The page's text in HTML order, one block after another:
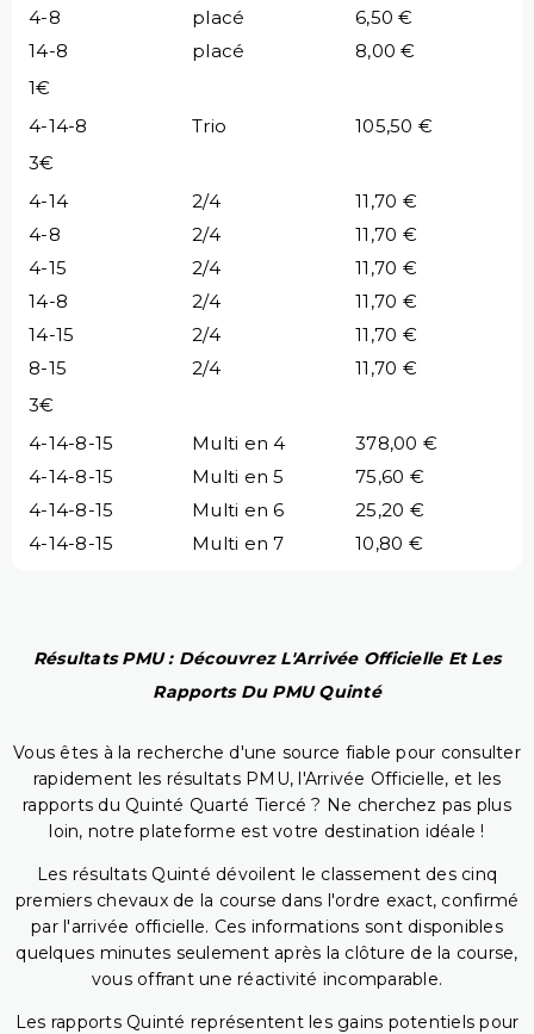
4-8 placé
6,50 €
14-8
placé
8,00 €
1€
4-14-8
Trio
105,50 €
3€
4-14
2/4
11,70 €
4-8
2/4
11,70 €
4-15
2/4
11,70 €
14-8
2/4
11,70 €
14-15
2/4
11,70 €
8-15
2/4
11,70 €
3€
4-14-8-15
Multi en 4
378,00 €
4-14-8-15
Multi en 5
75,60 €
4-14-8-15
Multi en 6
25,20 €
4-14-8-15
Multi en 7 10,80 €
Résultats PMU : Découvrez L'Arrivée Officielle Et Les
Rapports Du PMU Quinté
Vous êtes à la recherche d'une source fiable pour consulter
rapidement les résultats PMU, l'Arrivée Officielle, et les
rapports du Quinté Quarté Tiercé ? Ne cherchez pas plus
loin, notre plateforme est votre destination idéale !
Les résultats Quinté dévoilent le classement des cinq
premiers chevaux de la course dans l'ordre exact, confirmé
par l'arrivée officielle. Ces informations sont disponibles
quelques minutes seulement après la clôture de la course,
vous offrant une réactivité incomparable.
Les rapports Quinté représentent les gains potentiels pour